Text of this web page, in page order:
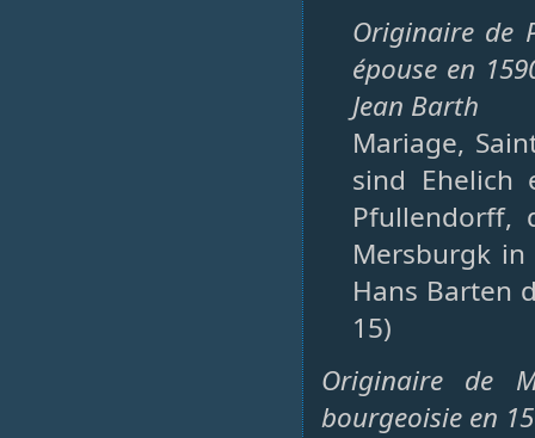
Originaire de
épouse en
Jean Barth
Mariage,
sind Ehelich
Pfullendorff,
Mersburgk in
Hans Barten
15)
Originaire de
bourgeoisie en